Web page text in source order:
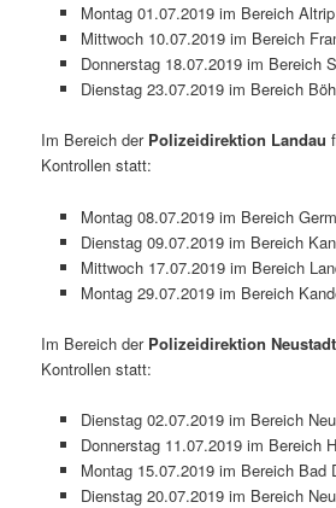
Montag 01.07.2019 im Bereich Altrip
Mittwoch 10.07.2019 im Bereich
Donnerstag 18.07.2019 im Bereich
Dienstag 23.07.2019 im Bereich
Im Bereich der Polizeidirektion Landau
Kontrollen statt:
Montag 08.07.2019 im Bereich
Dienstag 09.07.2019 im Bereich
Mittwoch 17.07.2019 im Bereich
Montag 29.07.2019 im Bereich
Im Bereich der Polizeidirektion Neustadt
Kontrollen statt:
Dienstag 02.07.2019 im Bereich
Donnerstag 11.07.2019 im Bereich
Montag 15.07.2019 im Bereich Bad
Dienstag 20.07.2019 im Bereich